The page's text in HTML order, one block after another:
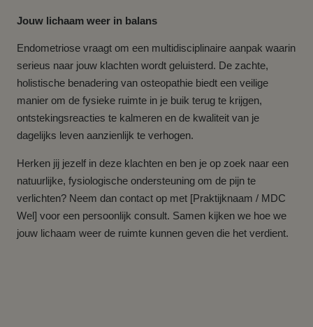
Jouw lichaam weer in balans
Endometriose vraagt om een multidisciplinaire aanpak waarin
serieus naar jouw klachten wordt geluisterd. De zachte,
holistische benadering van osteopathie biedt een veilige
manier om de fysieke ruimte in je buik terug te krijgen,
ontstekingsreacties te kalmeren en de kwaliteit van je
dagelijks leven aanzienlijk te verhogen.
Herken jij jezelf in deze klachten en ben je op zoek naar een
natuurlijke, fysiologische ondersteuning om de pijn te
verlichten? Neem dan contact op met [Praktijknaam / MDC
Wel] voor een persoonlijk consult. Samen kijken we hoe we
jouw lichaam weer de ruimte kunnen geven die het verdient.